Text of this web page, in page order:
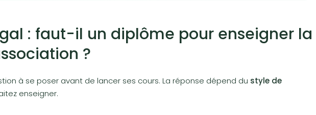
: faut-il un diplôme pour enseigner la
?
à se poser avant de lancer ses cours. La réponse dépend du style de
enseigner.